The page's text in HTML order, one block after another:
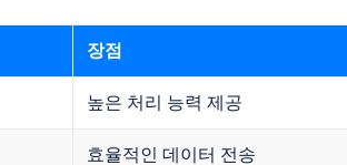
장점
높은 처리 능력 제공
효율적인 데이터 전송